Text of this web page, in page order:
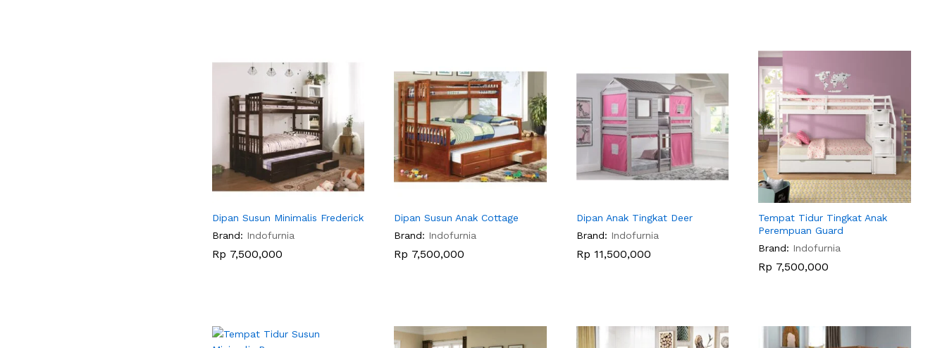
Dipan Susun Minimalis Frederick
Brand: Indofurnia
Rp 7,500,000
Rp 7,500,000
Dipan Susun Anak Cottage
Brand: Indofurnia
Rp 7,500,000
Rp 7,500,000
Dipan Anak Tingkat Deer
Brand: Indofurnia
Rp 11,500,000
Rp 11,500,000
Tempat Tidur Tingkat Anak
Perempuan Guard
Brand: Indofurnia
Rp 7,500,000
Rp 7,500,000